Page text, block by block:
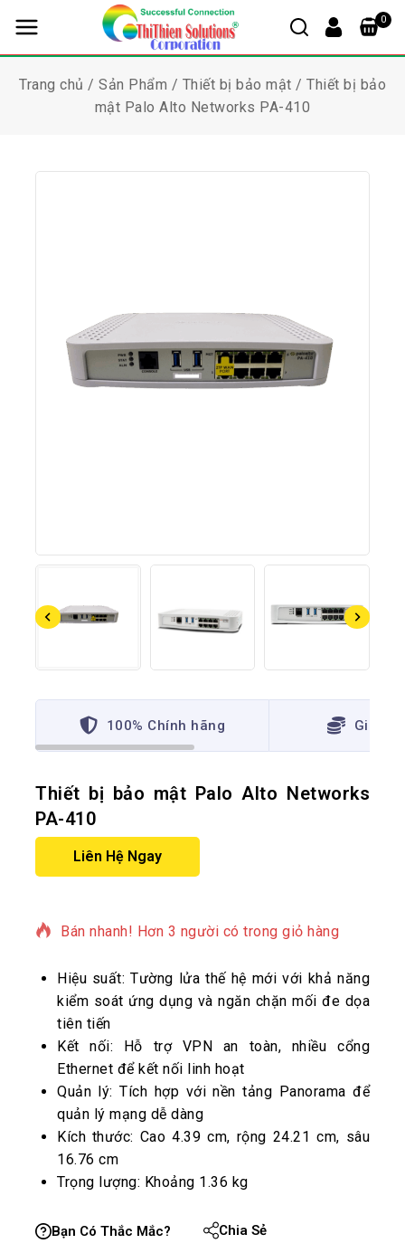
0
Trang chủ / Sản Phẩm / Thiết bị bảo mật / Thiết bị bảo
mật Palo Alto Networks PA-410
100% Chính hãng Giá
Thiết bị bảo mật Palo Alto Networks
PA-410
Liên Hệ Ngay
Bán nhanh! Hơn 3 người có trong giỏ hàng
Hiệu suất: Tường lửa thế hệ mới với khả năng
kiểm soát ứng dụng và ngăn chặn mối đe dọa
tiên tiến
Kết nối: Hỗ trợ VPN an toàn, nhiều cổng
Ethernet để kết nối linh hoạt
Quản lý: Tích hợp với nền tảng Panorama để
quản lý mạng dễ dàng
Kích thước: Cao 4.39 cm, rộng 24.21 cm, sâu
16.76 cm
Trọng lượng: Khoảng 1.36 kg
Bạn Có Thắc Mắc? Chia Sẻ